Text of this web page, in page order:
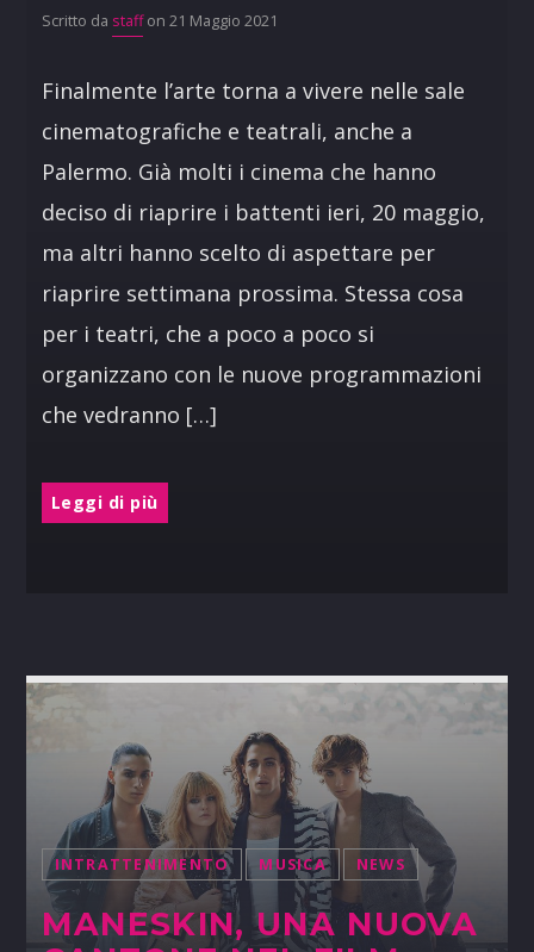
Scritto da staffon 21 Maggio 2021
Finalmente l’arte torna a vivere nelle sale
cinematografiche e teatrali, anche a
Palermo. Già molti i cinema che hanno
deciso di riaprire i battenti ieri, 20 maggio,
ma altri hanno scelto di aspettare per
riaprire settimana prossima. Stessa cosa
per i teatri, che a poco a poco si
organizzano con le nuove programmazioni
che vedranno […]
Leggi di più
INTRATTENIMENTO MUSICA NEWS
MANESKIN, UNA NUOVA